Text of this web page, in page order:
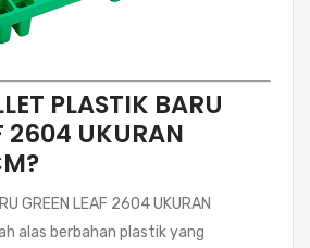
PLASTIK BARU
2604 UKURAN
GREEN LEAF 2604 UKURAN
alas berbahan plastik yang